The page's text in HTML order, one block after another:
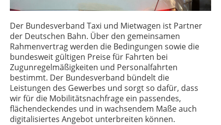
Der Bundesverband Taxi und Mietwagen ist Partner
der Deutschen Bahn. Über den gemeinsamen
Rahmenvertrag werden die Bedingungen sowie die
bundesweit gültigen Preise für Fahrten bei
Zugunregelmäßigkeiten und Personalfahrten
bestimmt. Der Bundesverband bündelt die
Leistungen des Gewerbes und sorgt so dafür, dass
wir für die Mobilitätsnachfrage ein passendes,
flächendeckendes und in wachsendem Maße auch
digitalisiertes Angebot unterbreiten können.